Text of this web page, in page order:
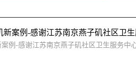
新案例-感谢江苏南京燕子矶社区卫
例-感谢江苏南京燕子矶社区卫生服务中